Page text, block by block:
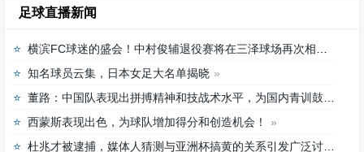
足球直播新闻
横滨FC球迷的盛会！中村俊辅退役赛将在三泽球场再次相聚
知名球员云集，日本女足大名单揭晓
董路：中国队表现出拼搏精神和技战术水平，为国内青训鼓舞
西蒙斯表现出色，为球队增加得分和创造机会！
杜兆才被逮捕，媒体人猜测与亚洲杯搞黄的关系引发广泛讨论